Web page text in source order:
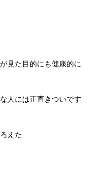
見た目的にも健康的に
人には正直きついです
えた